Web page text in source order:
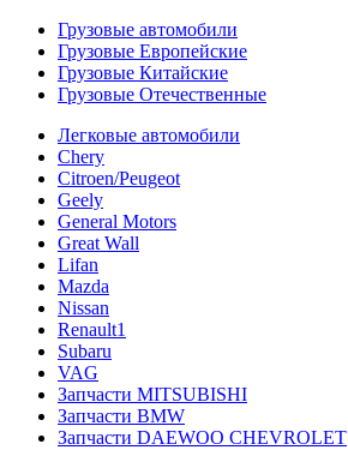
Грузовые автомобили
Грузовые Европейские
Грузовые Китайские
Грузовые Отечественные
Легковые автомобили
Chery
Citroen/Peugeot
Geely
General Motors
Great Wall
Lifan
Mazda
Nissan
Renault1
Subaru
VAG
Запчасти MITSUBISHI
Запчасти BMW
Запчасти DAEWOO CHEVROLET